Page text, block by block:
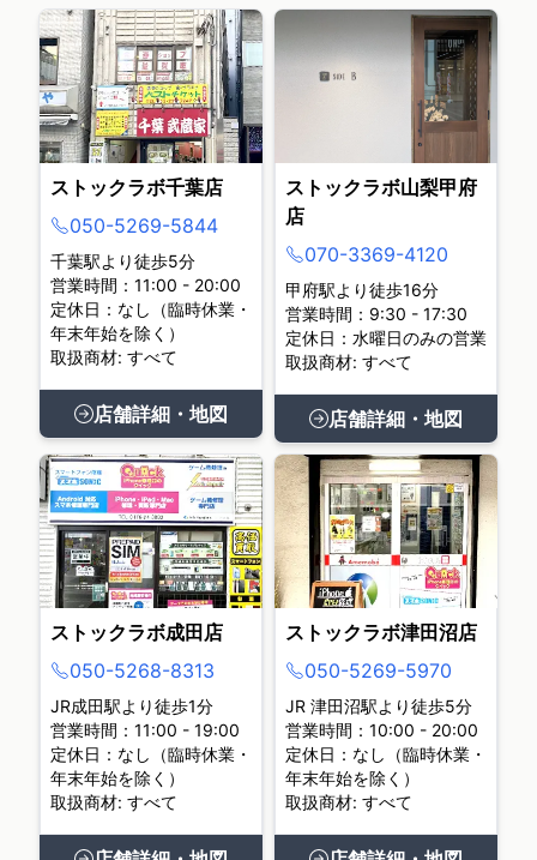
ストックラボ千葉店
050-5269-5844
千葉駅より徒歩5分
営業時間：11:00 - 20:00
定休日：なし（臨時休業・
年末年始を除く）
取扱商材: すべて
店舗詳細・地図
ストックラボ山梨甲府
店
070-3369-4120
甲府駅より徒歩16分
営業時間：9:30 - 17:30
定休日：水曜日のみの営業
取扱商材: すべて
店舗詳細・地図
ストックラボ成田店
050-5268-8313
JR成田駅より徒歩1分
営業時間：11:00 - 19:00
定休日：なし（臨時休業・
年末年始を除く）
取扱商材: すべて
ストックラボ津田沼店
050-5269-5970
JR 津田沼駅より徒歩5分
営業時間：10:00 - 20:00
定休日：なし（臨時休業・
年末年始を除く）
取扱商材: すべて